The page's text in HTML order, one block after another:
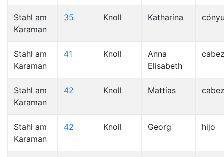
Stahl am
Karaman
35 Knoll Katharina
Stahl am
Karaman
41 Knoll
Anna
Elisabeth
Stahl am
Karaman
42 Knoll Mattias
Stahl am
Karaman
42 Knoll Georg hijo